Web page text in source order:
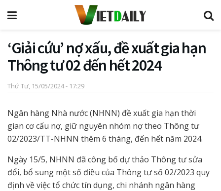
‘Giải cứu’ nợ xấu, đề xuất gia hạn
Thông tư 02 đến hết 2024
Thứ Tư, 15/05/2024 - 17:29
Ngân hàng Nhà nước (NHNN) đề xuất gia hạn thời
gian cơ cấu nợ, giữ nguyên nhóm nợ theo Thông tư
02/2023/TT-NHNN thêm 6 tháng, đến hết năm 2024.
Ngày 15/5, NHNN đã công bố dự thảo Thông tư sửa
đổi, bổ sung một số điều của Thông tư số 02/2023 quy
định về việc tổ chức tín dụng, chi nhánh ngân hàng